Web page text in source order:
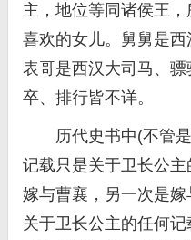
主，地位等同诸侯王
喜欢的女儿。舅舅是
表哥是西汉大司马、骠
卒、排行皆不详。
历代史书中(不管是
记载只是关于卫长公
嫁与曹襄，另一次是
关于卫长公主的任何